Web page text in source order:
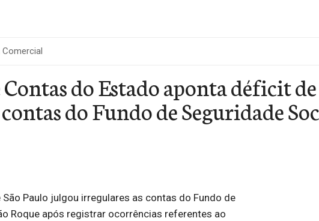
Comercial
do Estado aponta déficit
do Fundo de Seguridade
São Paulo julgou irregulares as contas do Fundo de
Roque após registrar ocorrências referentes ao